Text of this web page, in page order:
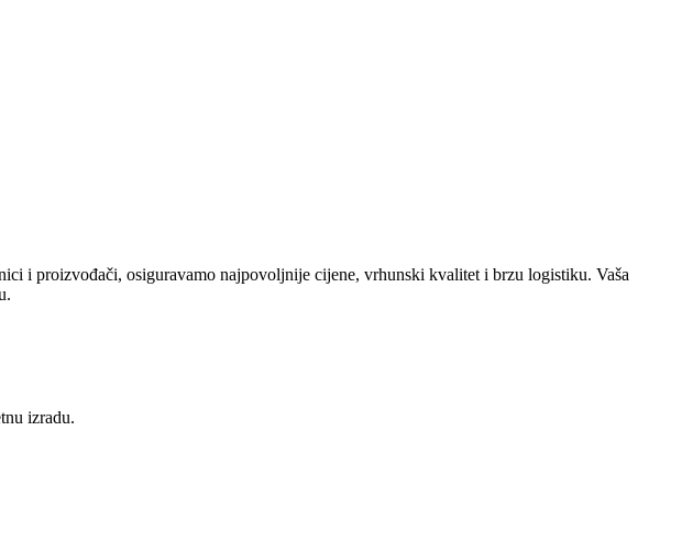
i proizvođači, osiguravamo najpovoljnije cijene, vrhunski kvalitet i brzu logistiku. Vaša
izradu.